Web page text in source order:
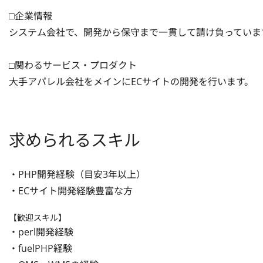
□企業情報
システム会社で、開発から保守まで一貫して請け負っていま
□関わるサービス・プロダクト
大手アパレル会社をメインにECサイトの開発を行います。
求められるスキル
・PHP開発経験（目安3年以上）
・ECサイト開発経験豊富な方
【歓迎スキル】
・perl開発経験
・fuelPHP経験